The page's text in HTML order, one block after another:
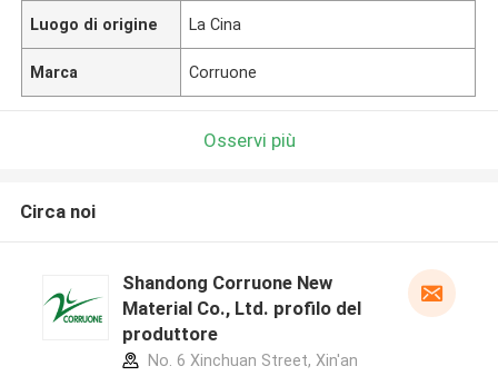
Luogo di origine La Cina
Marca Corruone
Osservi più
Circa noi
Shandong Corruone New
Material Co., Ltd. profilo del
produttore
No. 6 Xinchuan Street, Xin'an